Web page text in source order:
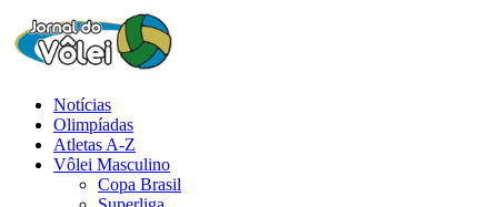
Notícias
Olimpíadas
Atletas A-Z
Vôlei Masculino
Copa Brasil